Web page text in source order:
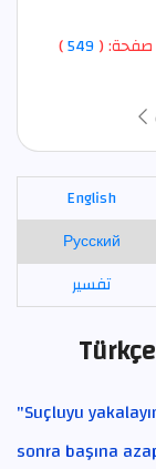
(
549
)
English
Русский
تفسير
"Suçluyu
sonra başına